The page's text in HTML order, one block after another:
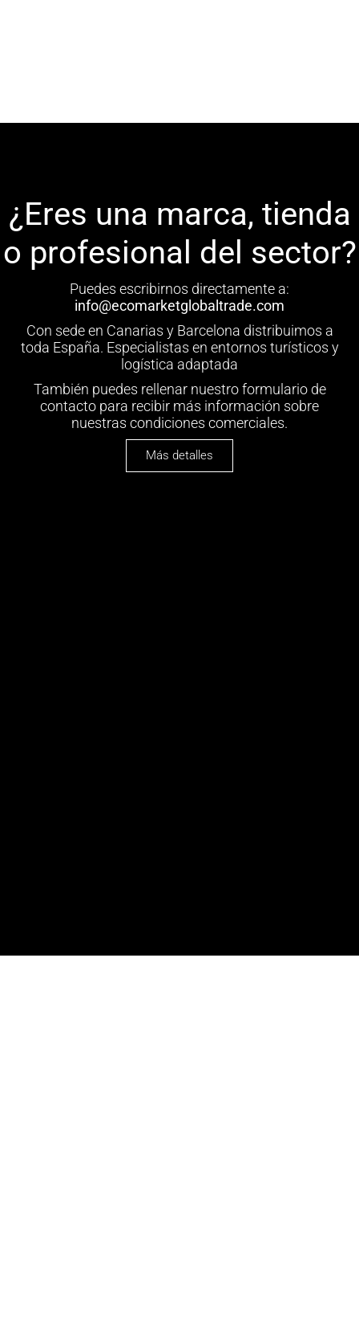
¿Eres una marca, tienda
o profesional del sector?
Puedes escribirnos directamente a:
info@ecomarketglobaltrade.com
Con sede en Canarias y Barcelona distribuimos a
toda España. Especialistas en entornos turísticos y
logística adaptada
También puedes rellenar nuestro formulario de
contacto para recibir más información sobre
nuestras condiciones comerciales.
Más detalles